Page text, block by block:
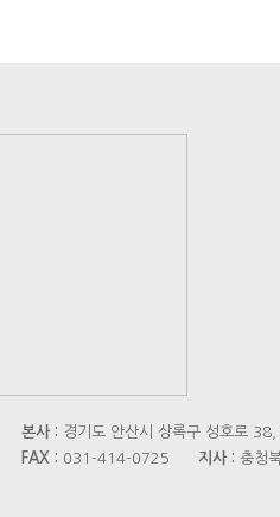
본사 : 경기도 안산시 상록구 성호로
FAX : 031-414-0725 지사 : 충청